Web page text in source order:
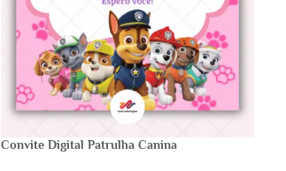
Convite Digital Patrulha Canina